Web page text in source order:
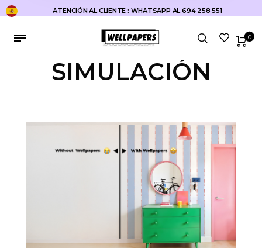
ATENCIÓN AL CLIENTE : WHATSAPP AL 694 258 551
0
SIMULACIÓN